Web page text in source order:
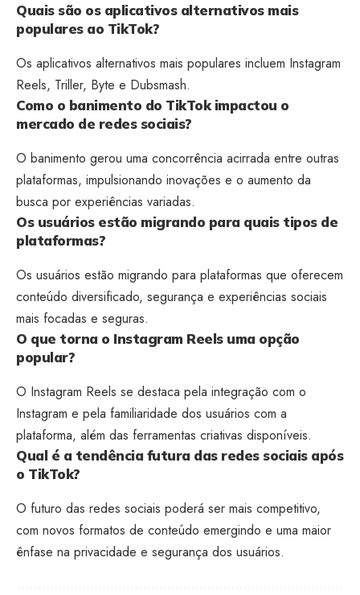
Quais são os aplicativos alternativos mais
populares ao TikTok?
Os aplicativos alternativos mais populares incluem Instagram
Reels, Triller, Byte e Dubsmash.
Como o banimento do TikTok impactou o
mercado de redes sociais?
O banimento gerou uma concorrência acirrada entre outras
plataformas, impulsionando inovações e o aumento da
busca por experiências variadas.
Os usuários estão migrando para quais tipos de
plataformas?
Os usuários estão migrando para plataformas que oferecem
conteúdo diversificado, segurança e experiências sociais
mais focadas e seguras.
O que torna o Instagram Reels uma opção
popular?
O Instagram Reels se destaca pela integração com o
Instagram e pela familiaridade dos usuários com a
plataforma, além das ferramentas criativas disponíveis.
Qual é a tendência futura das redes sociais após
o TikTok?
O futuro das redes sociais poderá ser mais competitivo,
com novos formatos de conteúdo emergindo e uma maior
ênfase na privacidade e segurança dos usuários.